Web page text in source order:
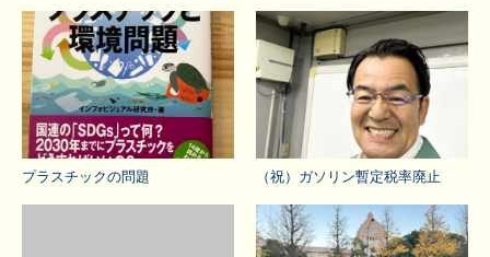
プラスチックの問題 （祝）ガソリン暫定税率廃止